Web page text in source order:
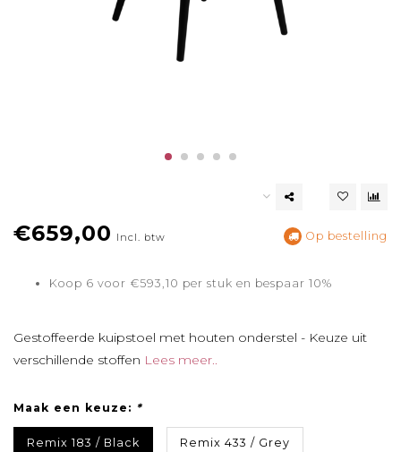
€659,00 Incl. btw Op bestelling
Koop 6 voor €593,10 per stuk en bespaar 10%
Gestoffeerde kuipstoel met houten onderstel - Keuze uit
verschillende stoffen Lees meer..
Maak een keuze: *
Remix 183 / Black Remix 433 / Grey